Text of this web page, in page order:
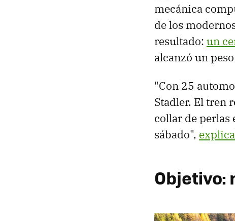
mecánica
de los
resultado: un
alcanzó un
"Con 25
Stadler. El tren
collar de perlas
sábado",
Objetivo: